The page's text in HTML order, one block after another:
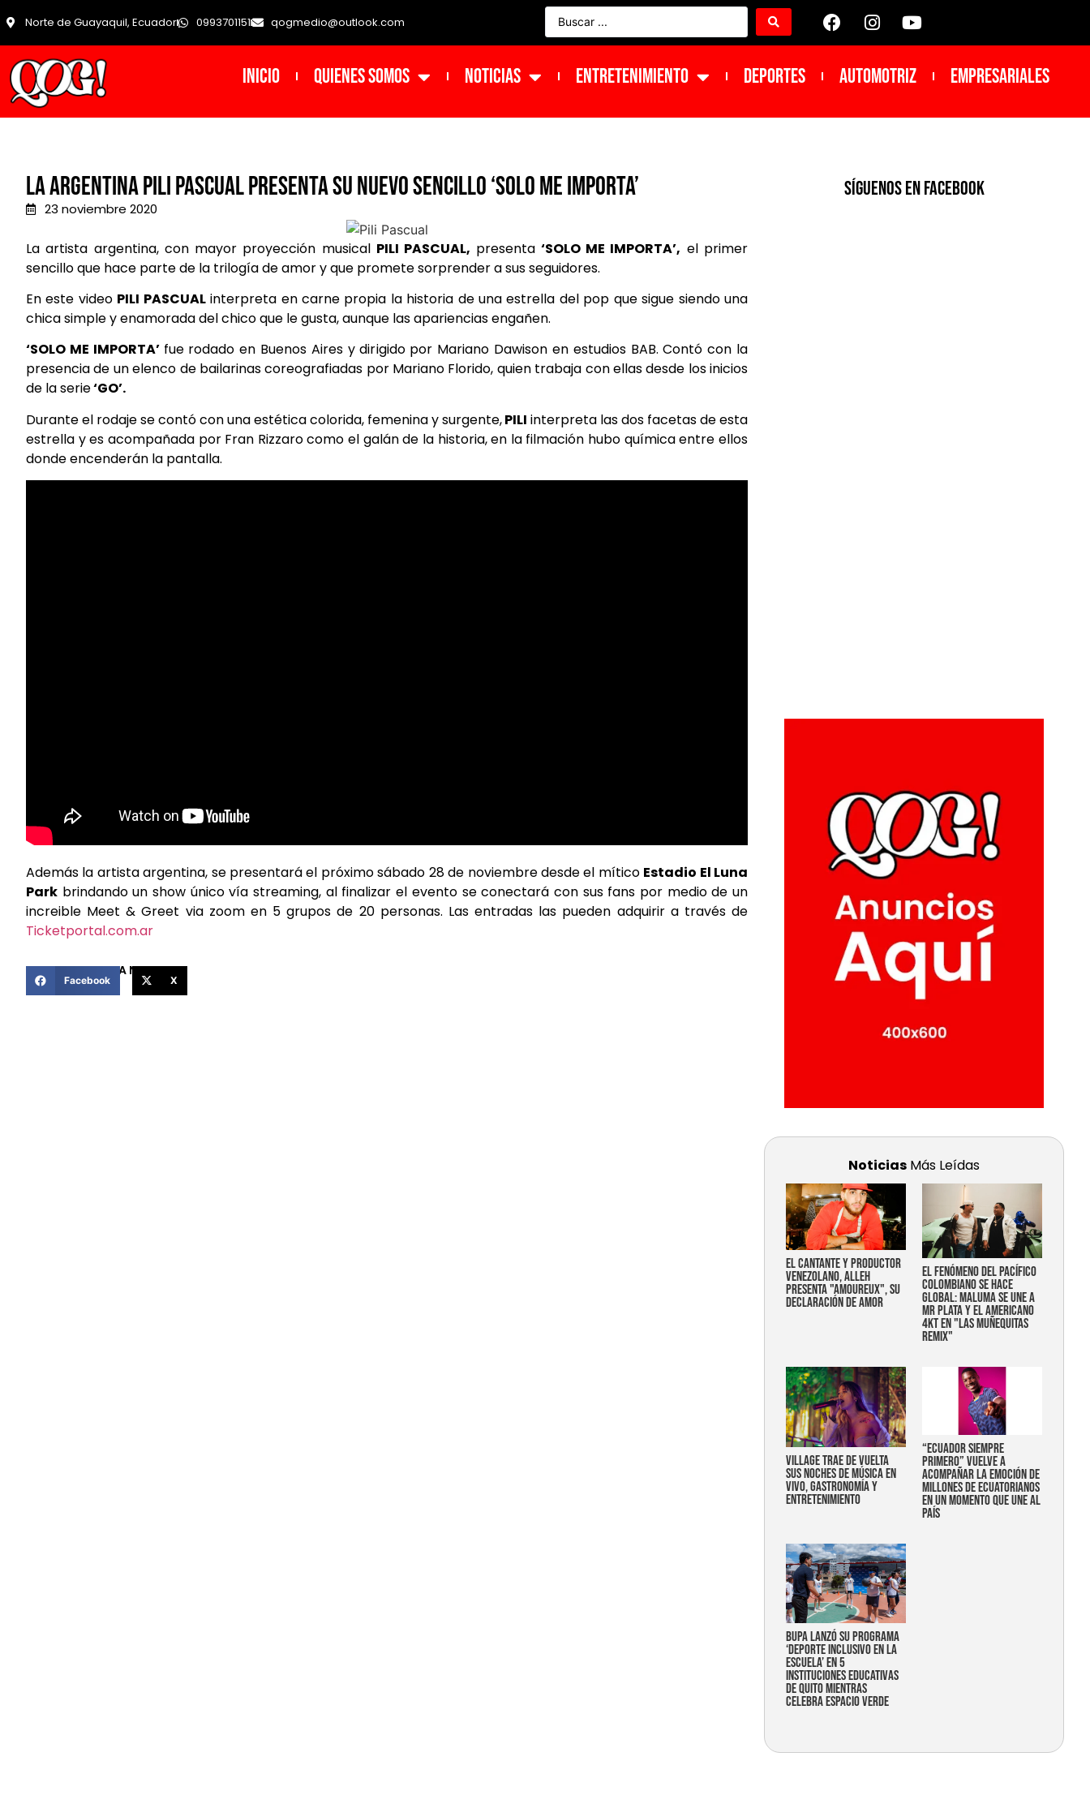
Norte de Guayaquil, Ecuador 0993701151 qogmedio@outlook.com
INICIO Quienes Somos NOTICIAS ENTRETENIMIENTO DEPORTES Automotriz Empresariales
La argentina Pili Pascual presenta su nuevo sencillo ‘Solo Me Importa’
23 noviembre 2020
La artista argentina, con mayor proyección musical PILI PASCUAL, presenta ‘SOLO ME IMPORTA’, el primer
sencillo que hace parte de la trilogía de amor y que promete sorprender a sus seguidores.
En este video PILI PASCUALinterpreta en carne propia la historia de una estrella del pop que sigue siendo una
chica simple y enamorada del chico que le gusta, aunque las apariencias engañen.
‘SOLO ME IMPORTA’ fue rodado en Buenos Aires y dirigido por Mariano Dawison en estudios BAB. Contó con la
presencia de un elenco de bailarinas coreografiadas por Mariano Florido, quien trabaja con ellas desde los inicios
de la serie‘GO’.
Durante el rodaje se contó con una estética colorida, femenina y surgente,PILI interpreta las dos facetas de esta
estrella y es acompañada por Fran Rizzaro como el galán de la historia, en la filmación hubo química entre ellos
donde encenderán la pantalla.
Además la artista argentina, se presentará el próximo sábado 28 de noviembre desde el mítico Estadio El Luna
Park brindando un show único vía streaming, al finalizar el evento se conectará con sus fans por medio de un
increible Meet & Greet via zoom en 5 grupos de 20 personas. Las entradas las pueden adquirir a través de
Ticketportal.com.ar
COMPARTIR ESTA NOTICIA
Facebook X
SíGUENOS EN FACEBOOK
Noticias Más Leídas
EL CANTANTE Y PRODUCTOR
VENEZOLANO, ALLEH
PRESENTA "AMOUREUX", SU
DECLARACIÓN DE AMOR
EL FENÓMENO DEL PACÍFICO
COLOMBIANO SE HACE
GLOBAL: MALUMA SE UNE A
MR PLATA Y EL AMERICANO
4KT EN "LAS MUÑEQUITAS
REMIX"
Village trae de vuelta
sus noches de música en
vivo, gastronomía y
entretenimiento
“Ecuador siempre
primero” vuelve a
acompañar la emoción de
millones de ecuatorianos
en un momento que une al
país
Bupa lanzó su programa
‘Deporte Inclusivo en la
Escuela’ en 5
instituciones educativas
de Quito mientras
celebra espacio verde